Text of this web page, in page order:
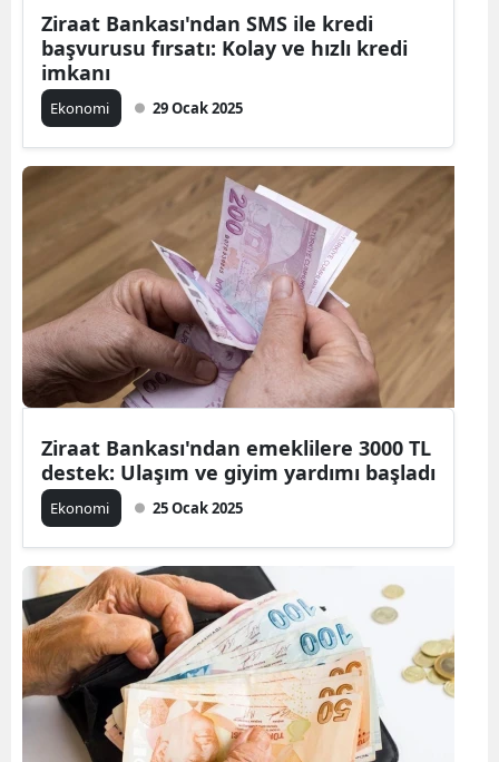
Ziraat Bankası'ndan SMS ile kredi
başvurusu fırsatı: Kolay ve hızlı kredi
imkanı
Ekonomi 29 Ocak 2025
Ziraat Bankası'ndan emeklilere 3000 TL
destek: Ulaşım ve giyim yardımı başladı
Ekonomi 25 Ocak 2025